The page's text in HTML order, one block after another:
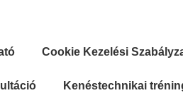
Cookie Kezelési
Kenéstechnikai